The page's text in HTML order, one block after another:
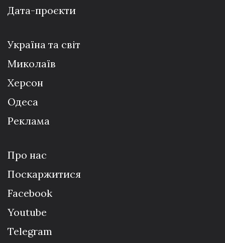
Дата-проєкти
Україна та світ
Миколаїв
Херсон
Одеса
Реклама
Про нас
Поскаржитися
Facebook
Youtube
Telegram